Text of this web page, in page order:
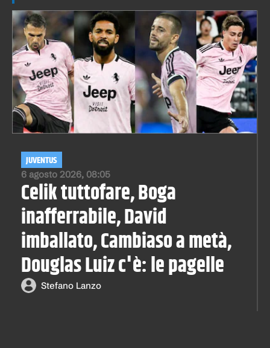
6 agosto 2026, 08:05
JUVENTUS
Celik tuttofare, Boga
inafferrabile, David
imballato, Cambiaso a metà,
Douglas Luiz c'è: le pagelle
Stefano Lanzo